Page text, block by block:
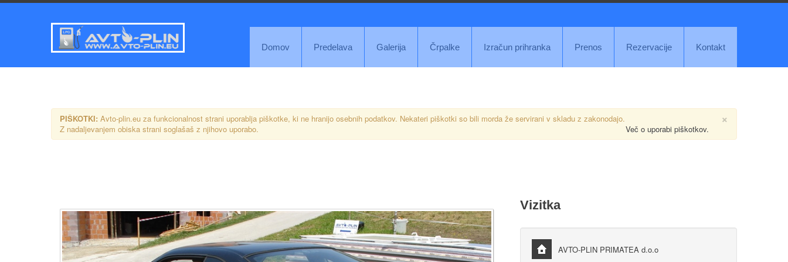
Domov Predelava Galerija Črpalke Izračun prihranka Prenos Rezervacije Kontakt
×
PIŠKOTKI: Avto-plin.eu za funkcionalnost strani uporablja piškotke, ki ne hranijo osebnih podatkov. Nekateri piškotki so bili morda že servirani v skladu z zakonodajo.
Z nadaljevanjem obiska strani soglašaš z njihovo uporabo.
Več o uporabi piškotkov.
Vizitka
AVTO-PLIN PRIMATEA d.o.o